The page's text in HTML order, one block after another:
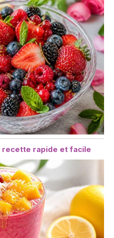
recette rapide et facile